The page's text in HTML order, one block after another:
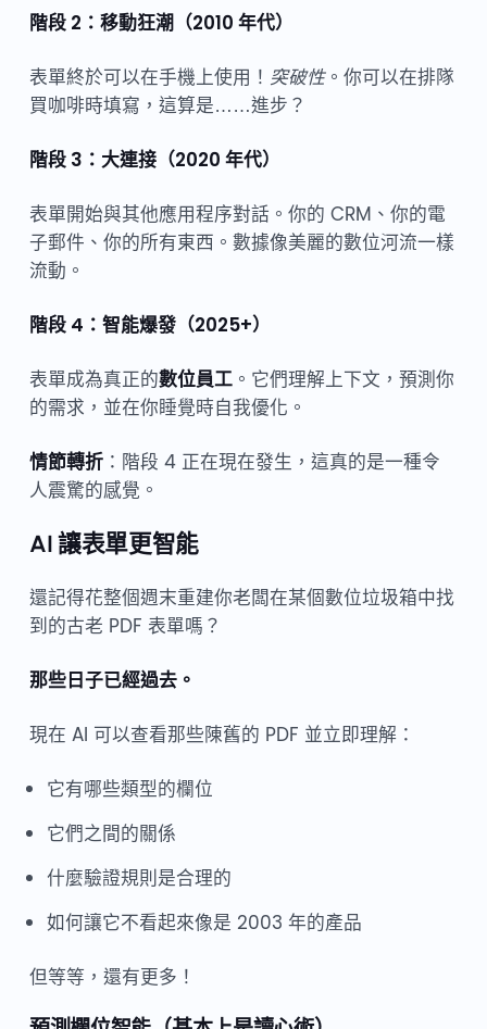
階段 2：移動狂潮（2010 年代）
表單終於可以在手機上使用！ 突破性。你可以在排隊
買咖啡時填寫，這算是……進步？
階段 3：大連接（2020 年代）
表單開始與其他應用程序對話。你的 CRM、你的電
子郵件、你的所有東西。數據像美麗的數位河流一樣
流動。
階段 4：智能爆發（2025+）
表單成為真正的數位員工。它們理解上下文，預測你
的需求，並在你睡覺時自我優化。
情節轉折：階段 4 正在現在發生，這真的是一種令
人震驚的感覺。
AI 讓表單更智能
還記得花整個週末重建你老闆在某個數位垃圾箱中找
到的古老 PDF 表單嗎？
那些日子已經過去。
現在 AI 可以查看那些陳舊的 PDF 並立即理解：
它有哪些類型的欄位
它們之間的關係
什麼驗證規則是合理的
如何讓它不看起來像是 2003 年的產品
但等等，還有更多！